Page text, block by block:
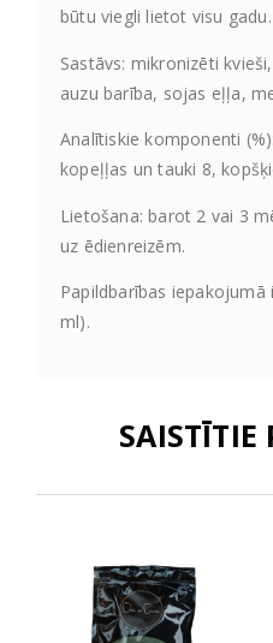
būtu viegli lietot visu gadu.
Sastāvs: mikronizēti
auzu barība, sojas eļļa,
Analītiskie komponenti
kopeļļas un tauki 8,
Lietošana: barot 2 vai 3
uz ēdienreizēm.
Papildbarības
ml).
SAISTĪTIE